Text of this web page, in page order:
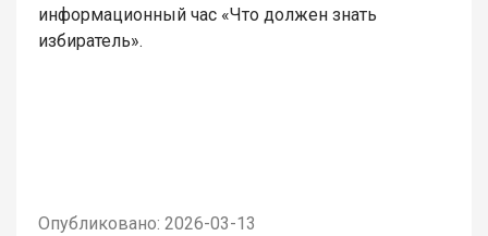
информационный час «Что должен знать
избиратель».
Опубликовано: 2026-03-13